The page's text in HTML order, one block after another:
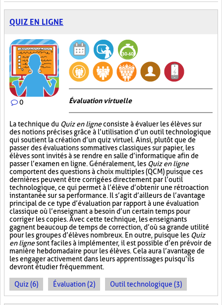
QUIZ EN LIGNE
0 Évaluation virtuelle
La technique du Quiz en ligneconsiste à évaluer les élèves sur
des notions précises grâce à l’utilisation d’un outil technologique
qui soutient la création d’un quiz virtuel. Ainsi, plutôt que de
passer des évaluations sommatives classiques sur papier, les
élèves sont invités à se rendre en salle d’informatique afin de
passer l’examen en ligne. Généralement, les Quiz en ligne
comportent des questions à choix multiples (QCM) puisque ces
dernières peuvent être corrigées directement par l’outil
technologique, ce qui permet à l’élève d’obtenir une rétroaction
instantanée sur sa performance. Il s’agit d’ailleurs de l’avantage
principal de ce type d’évaluation par rapport à une évaluation
classique où l’enseignant a besoin d’un certain temps pour
corriger les copies. Avec cette technique, les enseignants
gagnent beaucoup de temps de correction, d’où sa grande utilité
pour les groupes d’élèves nombreux. En outre, puisque les Quiz
en lignesont faciles à implémenter, il est possible d’en prévoir de
manière hebdomadaire pour les élèves. Cela aura l’avantage de
les engager activement dans leurs apprentissages puisqu’ils
devront étudier fréquemment.
Quiz (6) Évaluation (2) Outil technologique (3)